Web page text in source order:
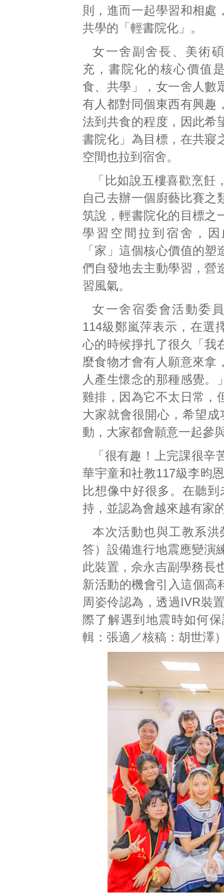
則，進而一起學習和相處
共學的「輕書院化」。
女一舍副舍長、美術
充，書院化的核心價值
食、共學」，女一舍人數
有人都對同個東西有興趣
法到共食的程度，因此希
書院化」為目標，在共寢
空間也拉到宿舍。
「比如說五樓喜歡烹飪
自己去辦一個廚藝比賽之
筑說，輕書院化的目標之
學習空間拉到宿舍，
「家」這個核心價值的塑
們自發地去主動學習，營
習風氣。
女一舍宿委會活動委
114級鄭嵐萍表示，在選
心的時候掙扎了很久「我
麼食物才會有人願意來拿
人產生懷念的那種感覺。
雞排，因為它不太日常，
大家就會很開心，希望
動，大家都會願意一起參
「很有趣！上完課很
華宇童和社教117級李昀
比想像中好很多。在聽
持，並認為會越來越有家
本次活動也與工教系
答）設備進行地震應變演
此裝置，佘永吉副學務長
新活動的機會引入這個高
周姿伶認為，透過IVR裝
際了解遇到地震時如何
輯：張適／核稿：胡世澤